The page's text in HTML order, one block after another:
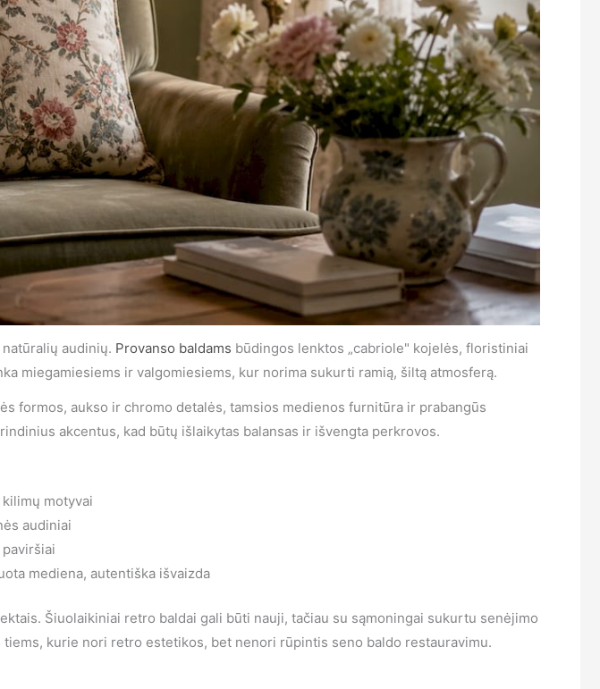
audinių. Provanso baldams būdingos lenktos „cabriole" kojelės, floristiniai
miegamiesiems ir valgomiesiems, kur norima sukurti ramią, šiltą atmosferą.
formos, aukso ir chromo detalės, tamsios medienos furnitūra ir prabangūs
akcentus, kad būtų išlaikytas balansas ir išvengta perkrovos.
motyvai
audiniai
mediena, autentiška išvaizda
Šiuolaikiniai retro baldai gali būti nauji, tačiau su sąmoningai sukurtu senėjimo
kurie nori retro estetikos, bet nenori rūpintis seno baldo restauravimu.